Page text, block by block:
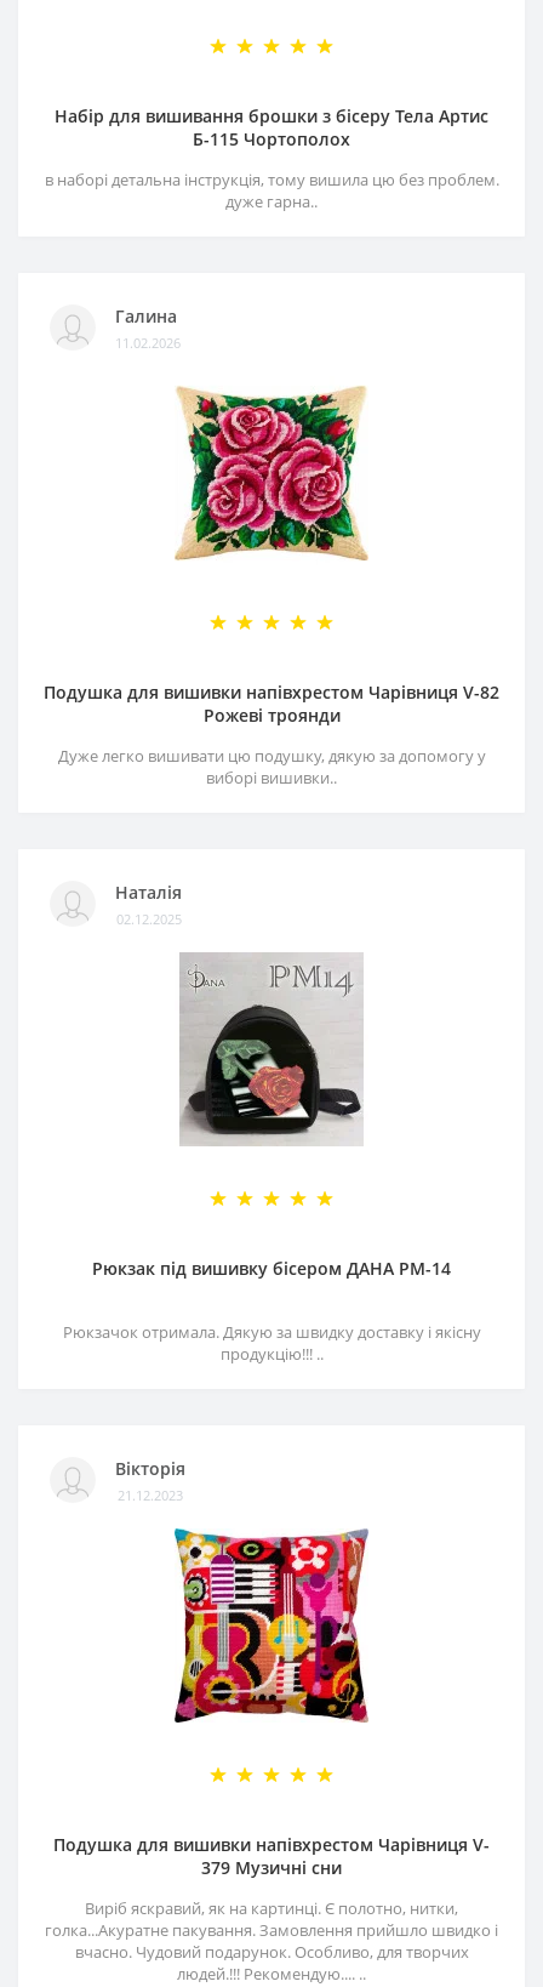
Набір для вишивання брошки з бісеру Тела Артис
Б-115 Чортополох
в наборі детальна інструкція, тому вишила цю без проблем.
дуже гарна..
Галина
11.02.2026
Подушка для вишивки напівхрестом Чарівниця V-82
Рожеві троянди
Дуже легко вишивати цю подушку, дякую за допомогу у
виборі вишивки..
Наталія
02.12.2025
Рюкзак під вишивку бісером ДАНА РМ-14
Рюкзачок отримала. Дякую за швидку доставку і якісну
продукцію!!! ..
Вікторія
21.12.2023
Подушка для вишивки напівхрестом Чарівниця V-
379 Музичні сни
Виріб яскравий, як на картинці. Є полотно, нитки,
голка...Акуратне пакування. Замовлення прийшло швидко і
вчасно. Чудовий подарунок. Особливо, для творчих
людей.!!! Рекомендую.... ..